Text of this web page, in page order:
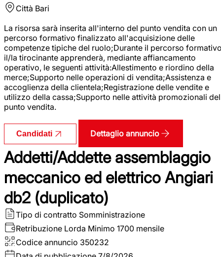
Città Bari
La risorsa sarà inserita all'interno del punto vendita con un
percorso formativo finalizzato all'acquisizione delle
competenze tipiche del ruolo;Durante il percorso
il/la tirocinante apprenderà, mediante affiancamento
operativo, le seguenti attività:Allestimento e riordino della
merce;Supporto nelle operazioni di vendita;Assistenza e
accoglienza della clientela;Registrazione delle vendite e
utilizzo della cassa;Supporto nelle attività promozionali del
punto vendita.
Candidati Dettaglio annuncio
Addetti/Addette assemblaggio
meccanico ed elettrico Angiari
db2 (duplicato)
Tipo di contratto Somministrazione
Retribuzione Lorda Minimo 1700 mensile
Codice annuncio 350232